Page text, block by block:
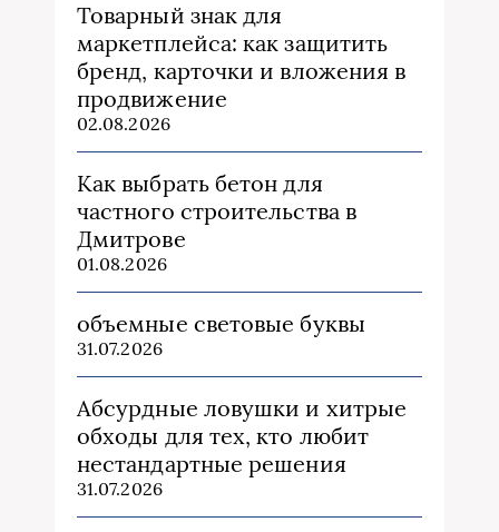
Товарный знак для
маркетплейса: как защитить
бренд, карточки и вложения в
продвижение
02.08.2026
Как выбрать бетон для
частного строительства в
Дмитрове
01.08.2026
объемные световые буквы
31.07.2026
Абсурдные ловушки и хитрые
обходы для тех, кто любит
нестандартные решения
31.07.2026